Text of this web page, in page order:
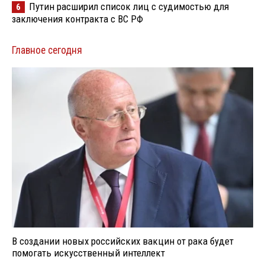
6
Путин расширил список лиц с судимостью для
заключения контракта с ВС РФ
Главное сегодня
В создании новых российских вакцин от рака будет
помогать искусственный интеллект